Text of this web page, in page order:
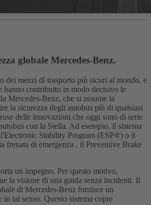
globale Mercedes-Benz.
dei mezzi di trasporto più sicuri al mondo, e
hanno contribuito in modo decisivo le
Mercedes-Benz, che si assume la
la sicurezza degli autobus più di qualsiasi
delle innovazioni che oggi sono di serie
con la Stella. Ad esempio, il sistema
Stability Program (ESP®) o il
frenata di emergenza , il Preventive Brake
un impegno. Per questo motivo,
la visione di una guida senza incidenti. Il
di Mercedes-Benz fornisce un
tal senso. Questo sistema copre